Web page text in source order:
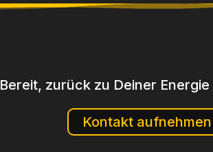
Bereit, zurück zu Deiner Energie
Kontakt aufnehmen